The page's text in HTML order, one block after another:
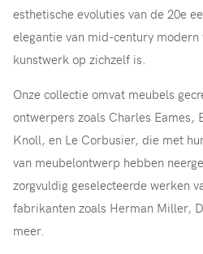
esthetische evoluties van de 20e
elegantie van mid-century
kunstwerk op zichzelf is.
Onze collectie omvat meubels
ontwerpers zoals Charles Eames,
Knoll, en Le Corbusier, die met
van meubelontwerp hebben
zorgvuldig geselecteerde werken
fabrikanten zoals Herman Miller,
meer.